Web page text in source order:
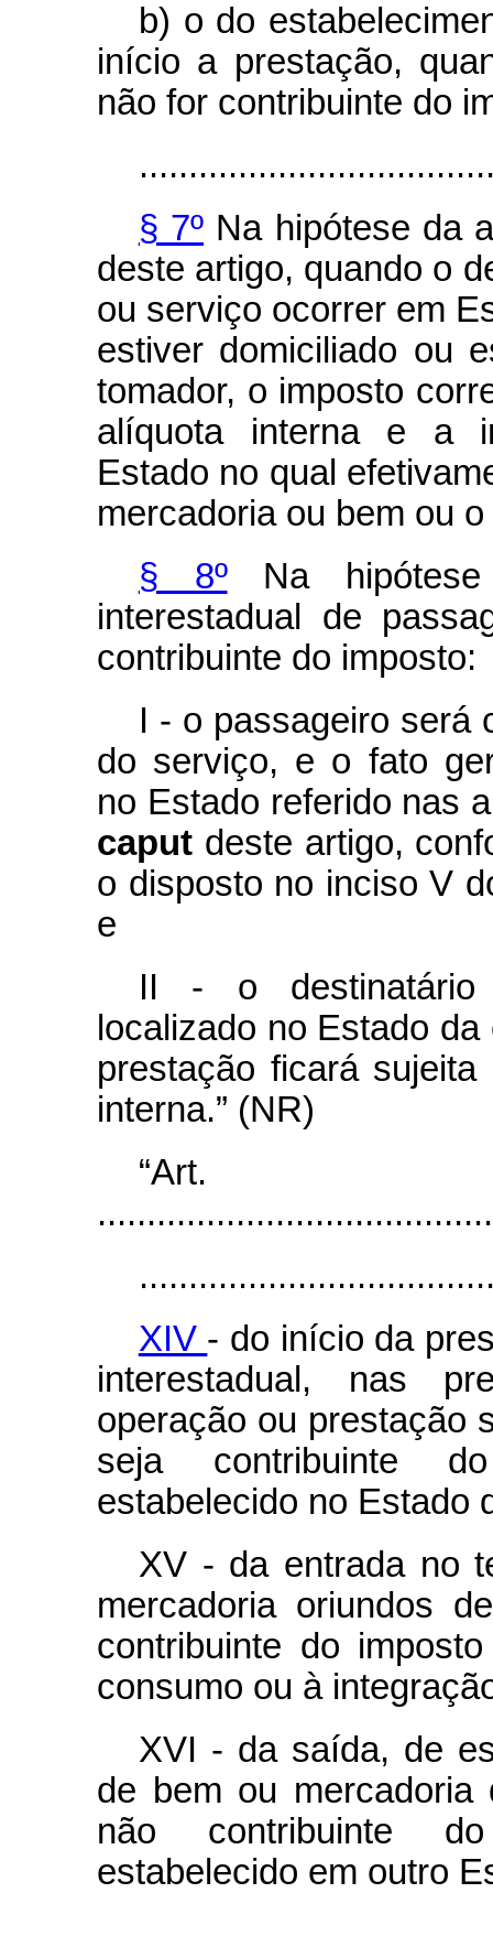
b) o do
início a prestação,
não for contribuinte do
§ 7º Na hipótese da
deste artigo, quando o
ou serviço ocorrer em
estiver domiciliado ou
tomador, o imposto
alíquota interna e a
Estado no qual
mercadoria ou bem ou
§ 8ºNa hipótese
interestadual de
contribuinte do imposto:
I - o passageiro será
do serviço, e o fato
no Estado referido nas
caput deste artigo,
o disposto no inciso V
e
II - o destinatário
localizado no Estado
prestação ficará
interna.” (NR)
XIV - do início da
interestadual, nas
operação ou prestação
seja contribuinte
estabelecido no Estado
XV - da entrada no
mercadoria oriundos
contribuinte do
consumo ou à
XVI - da saída, de
de bem ou mercadoria
não contribuinte
estabelecido em outro